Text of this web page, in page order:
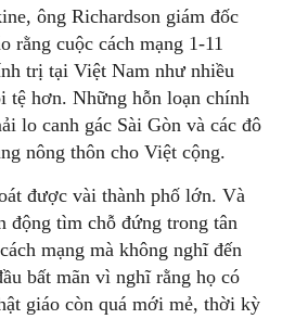
ông Richardson giám đốc
cuộc cách mạng 1-11
trị tại Việt Nam như nhiều
tệ hơn. Những hỗn loạn chính
lo canh gác Sài Gòn và các đô
nông thôn cho Việt cộng.
được vài thành phố lớn. Và
động tìm chỗ đứng trong tân
mạng mà không nghĩ đến
bất mãn vì nghĩ rằng họ có
giáo còn quá mới mẻ, thời kỳ